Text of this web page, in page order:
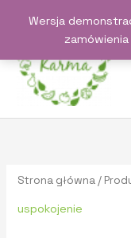
Wersja
Strona główna /
uspokojenie